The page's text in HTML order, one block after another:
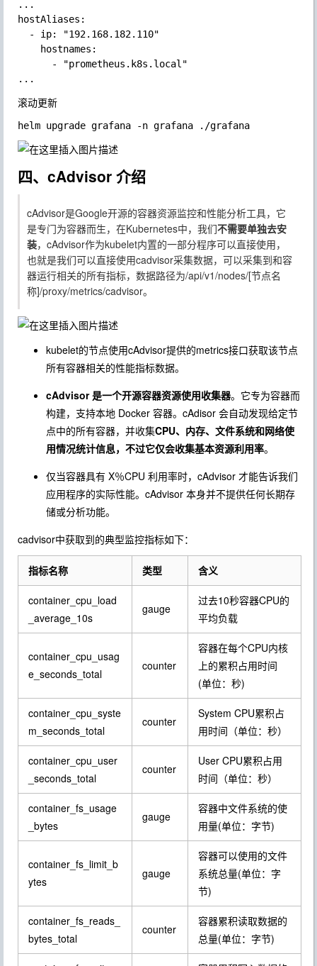
...
hostAliases:
  - ip: "192.168.182.110"
    hostnames:
      - "prometheus.k8s.local"
滚动更新
四、cAdvisor 介绍
cAdvisor是Google开源的容器资源监控和性能分析工具，它
是专门为容器而生，在Kubernetes中，我们不需要单独去安
装，cAdvisor作为kubelet内置的一部分程序可以直接使用，
也就是我们可以直接使用cadvisor采集数据，可以采集到和容
器运行相关的所有指标，数据路径为/api/v1/nodes/[节点名
称]/proxy/metrics/cadvisor。
kubelet的节点使用cAdvisor提供的metrics接口获取该节点
所有容器相关的性能指标数据。
cAdvisor 是一个开源容器资源使用收集器。它专为容器而
构建，支持本地 Docker 容器。cAdisor 会自动发现给定节
点中的所有容器，并收集CPU、内存、文件系统和网络使
用情况统计信息，不过它仅会收集基本资源利用率。
仅当容器具有 X％CPU 利用率时，cAdvisor 才能告诉我们
应用程序的实际性能。cAdvisor 本身并不提供任何长期存
储或分析功能。
cadvisor中获取到的典型监控指标如下：
指标名称 类型 含义
container_cpu_load
_average_10s
gauge
过去10秒容器CPU的
平均负载
container_cpu_usag
e_seconds_total
counter
容器在每个CPU内核
上的累积占用时间
(单位：秒)
container_cpu_syste
m_seconds_total
counter
System CPU累积占
用时间（单位：秒）
container_cpu_user
_seconds_total
counter
User CPU累积占用
时间（单位：秒）
container_fs_usage
_bytes
gauge
容器中文件系统的使
用量(单位：字节)
container_fs_limit_b
ytes
gauge
容器可以使用的文件
系统总量(单位：字
节)
container_fs_reads_
bytes_total
counter
容器累积读取数据的
总量(单位：字节)